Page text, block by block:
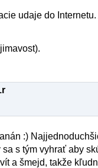
udaje do
:)
s tým vyhrať aby
a šmejd, takže